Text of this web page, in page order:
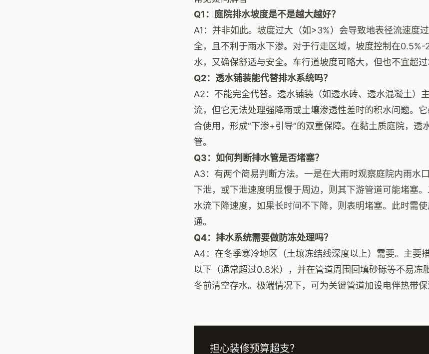
Q1：庭院排水坡度是不是越大越好？
A1：并非如此。坡度过大（如>3%）会导致地表径流速度
全，且不利于雨水下渗。对于行走区域，坡度控制在
水，又确保舒适与安全。车行道坡度可略大，但也不宜超过
Q2：透水铺装能代替排水系统吗？
A2：不能完全代替。透水铺装（如透水砖、透水混凝土）
流，但它无法处理强降雨或土壤渗透性差时的积水问题。
合使用，形成“下渗+引导”的双重保障。在黏土质庭院，透
管。
Q3：如何判断排水管是否堵塞？
A3：有两个简易判断方法。一是在大雨时观察庭院内雨水
下泄，或下泄速度明显慢于周边，则其下游管道可能堵塞
水流下降速度，如果长时间不下降，则表明堵塞。此时需
通。
Q4：排水系统需要做防冻处理吗？
A4：在冬季寒冷地区（土壤冻结线深度以上）需要。主要
以下（通常超过0.8米），并在管道周围回填砂砾等不易冻
冬前清空存水。极端情况下，可为关键管道加设电伴热带保
担心装修预算超支？